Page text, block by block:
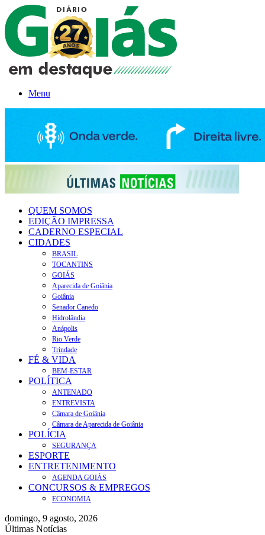
Menu
QUEM SOMOS
EDIÇÃO IMPRESSA
CADERNO ESPECIAL
CIDADES
BRASIL
TOCANTINS
GOIÁS
Aparecida de Goiânia
Goiânia
Senador Canedo
Hidrolândia
Anápolis
Rio Verde
Trindade
FÉ & VIDA
BEM-ESTAR
POLÍTICA
ANTENADO
ENTREVISTA
Câmara de Goiânia
Câmara de Aparecida de Goiânia
POLÍCIA
SEGURANÇA
ESPORTE
ENTRETENIMENTO
AGENDA GOIÁS
CONCURSOS & EMPREGOS
ECONOMIA
domingo, 9 agosto, 2026
Últimas Notícias